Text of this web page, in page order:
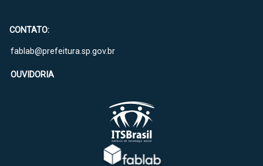
CONTATO:
fablab@prefeitura.sp.gov.br
OUVIDORIA